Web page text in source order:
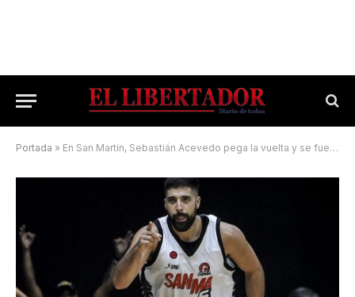
Portada » En San Martín, Sebastián Acevedo pega la vuelta y se fue Agustín Pérez Tapia